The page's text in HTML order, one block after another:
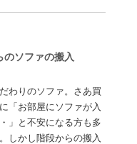
のソファの搬入
わりのソファ。さあ買
「お部屋にソファが入
」と不安になる方も多
しかし階段からの搬入